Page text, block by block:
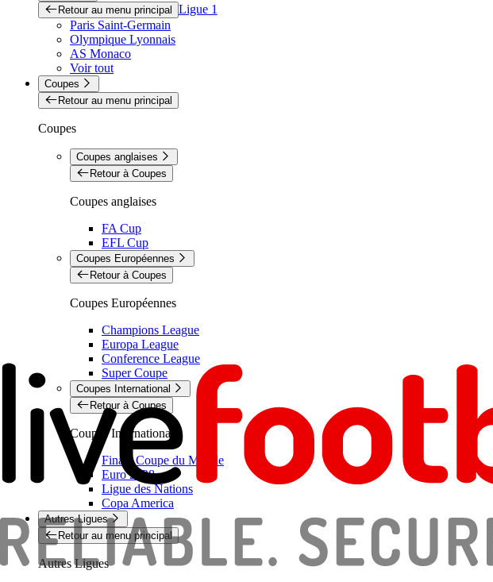
Retour au menu principal Ligue 1
Paris Saint-Germain
Olympique Lyonnais
AS Monaco
Voir tout
Coupes
Retour au menu principal
Coupes
Coupes anglaises
Retour à Coupes
Coupes anglaises
FA Cup
EFL Cup
Coupes Européennes
Retour à Coupes
Coupes Européennes
Champions League
Europa League
Conference League
Super Coupe
Coupes International
Retour à Coupes
Coupes International
Finale Coupe du Monde
Euro 2028
Ligue des Nations
Copa America
Autres Ligues
Retour au menu principal
Autres Ligues